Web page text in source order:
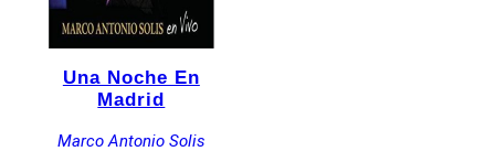
Una Noche En
Madrid
Marco Antonio Solis